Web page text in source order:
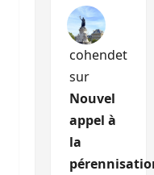
cohendet
sur
Nouvel
appel à
la